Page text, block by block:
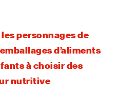
personnages de
d’aliments
à choisir des
nutritive